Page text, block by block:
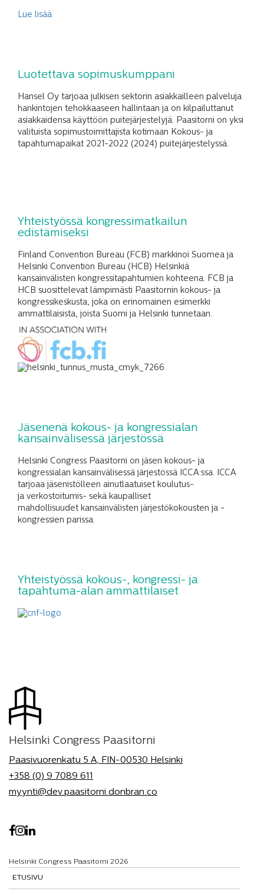
Lue lisää
Luotettava sopimuskumppani
Hansel Oy tarjoaa julkisen sektorin asiakkailleen palveluja
hankintojen tehokkaaseen hallintaan ja on kilpailuttanut
asiakkaidensa käyttöön puitejärjestelyjä. Paasitorni on yksi
valituista sopimustoimittajista kotimaan Kokous- ja
tapahtumapaikat 2021-2022 (2024) puitejärjestelyssä.
Yhteistyössä kongressimatkailun
edistämiseksi
Finland Convention Bureau (FCB) markkinoi Suomea ja
Helsinki Convention Bureau (HCB) Helsinkiä
kansainvälisten kongressitapahtumien kohteena. FCB ja
HCB suosittelevat lämpimästi Paasitornin kokous- ja
kongressikeskusta, joka on erinomainen esimerkki
ammattilaisista, joista Suomi ja Helsinki tunnetaan.
Jäsenenä kokous- ja kongressialan
kansainvälisessä järjestössä
Helsinki Congress Paasitorni on jäsen kokous- ja
kongressialan kansainvälisessä järjestössä ICCA:ssa. ICCA
tarjoaa jäsenistölleen ainutlaatuiset koulutus-
ja verkostoitumis- sekä kaupalliset
mahdollisuudet kansainvälisten järjestökokousten ja -
kongressien parissa.
Yhteistyössä kokous-, kongressi- ja
tapahtuma-alan ammattilaiset
Helsinki Congress Paasitorni
Paasivuorenkatu 5 A, FIN-00530 Helsinki
+358 (0) 9 7089 611
myynti@dev.paasitorni.donbran.co
Helsinki Congress Paasitorni 2026
ETUSIVU